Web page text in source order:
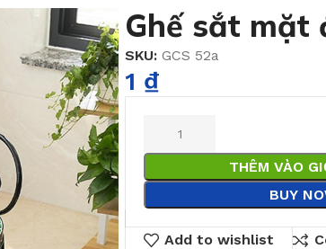
Ghế sắt mặt
SKU: GCS 52a
1 ₫
THÊM VÀO
BUY
Add to wishlist